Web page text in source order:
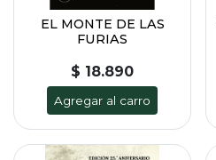
EL MONTE DE LAS
FURIAS
$ 18.890
Agregar al carro